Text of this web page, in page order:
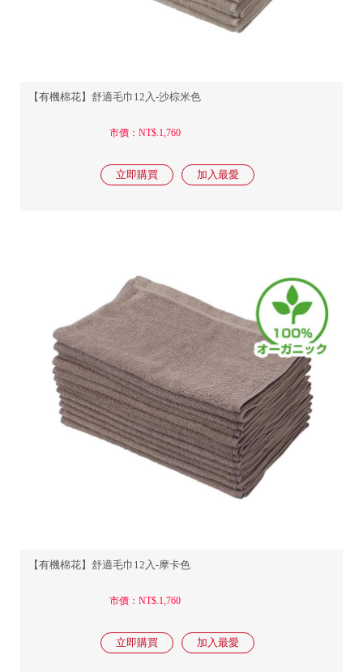
【有機棉花】舒適毛巾12入-沙棕米色
市價：NT$.1,760
【有機棉花】舒適毛巾12入-摩卡色
市價：NT$.1,760